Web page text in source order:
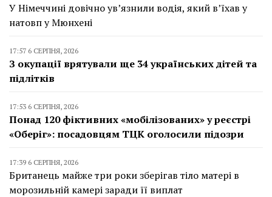
У Німеччині довічно ув’язнили водія, який в’їхав у
натовп у Мюнхені
17:57 6 СЕРПНЯ, 2026
З окупації врятували ще 34 українських дітей та
підлітків
17:53 6 СЕРПНЯ, 2026
Понад 120 фіктивних «мобілізованих» у реєстрі
«Оберіг»: посадовцям ТЦК оголосили підозри
17:39 6 СЕРПНЯ, 2026
Британець майже три роки зберігав тіло матері в
морозильній камері заради її виплат